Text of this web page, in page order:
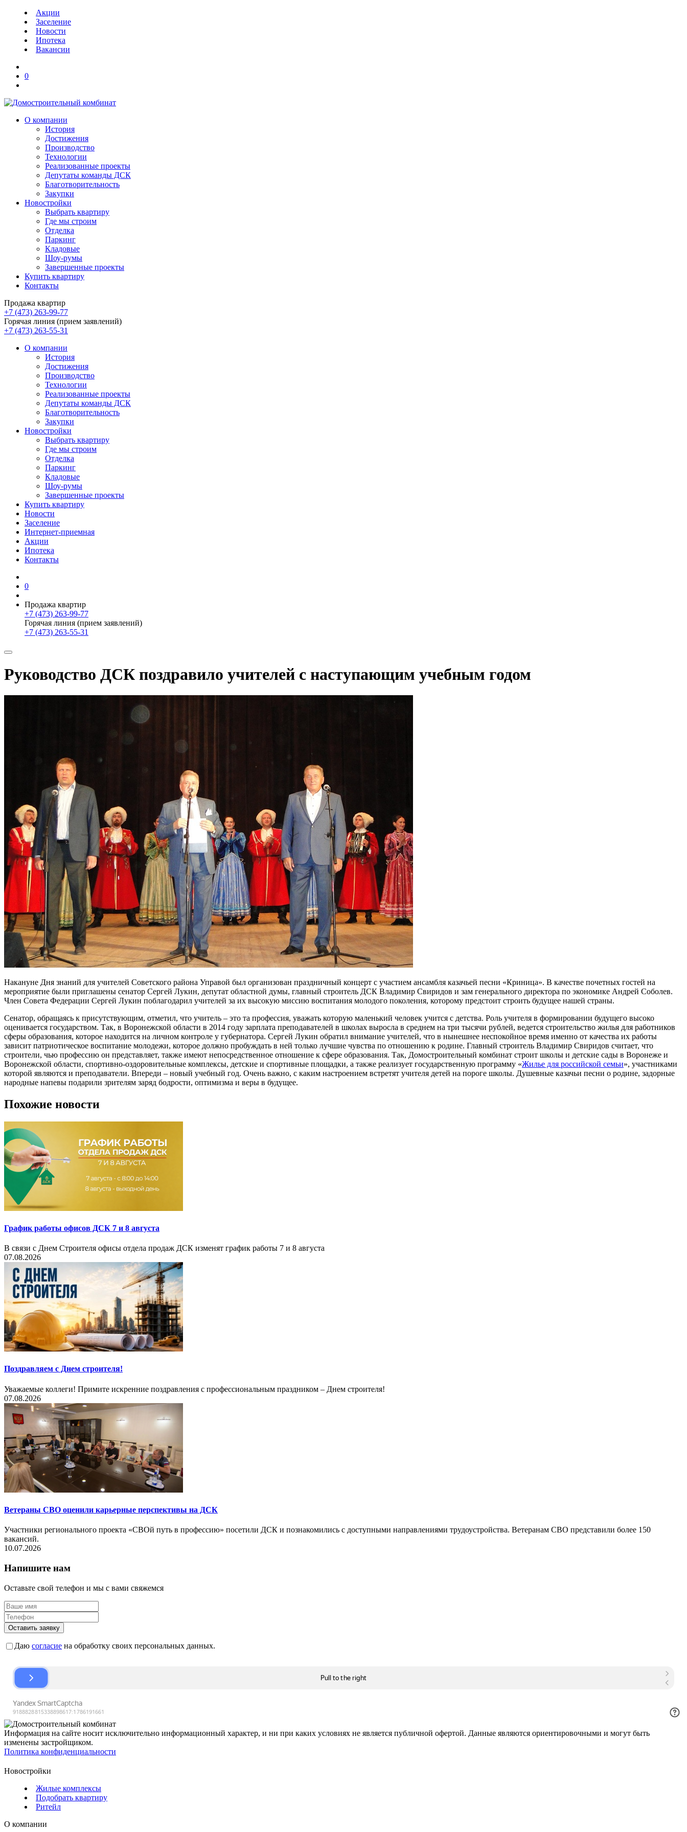
Акции
Заселение
Новости
Ипотека
Вакансии
0
О компании
История
Достижения
Производство
Технологии
Реализованные проекты
Депутаты команды ДСК
Благотворительность
Закупки
Новостройки
Выбрать квартиру
Где мы строим
Отделка
Паркинг
Кладовые
Шоу-румы
Завершенные проекты
Купить квартиру
Контакты
Продажа квартир
+7 (473) 263-99-77
Горячая линия (прием заявлений)
+7 (473) 263-55-31
О компании
История
Достижения
Производство
Технологии
Реализованные проекты
Депутаты команды ДСК
Благотворительность
Закупки
Новостройки
Выбрать квартиру
Где мы строим
Отделка
Паркинг
Кладовые
Шоу-румы
Завершенные проекты
Купить квартиру
Новости
Заселение
Интернет-приемная
Акции
Ипотека
Контакты
0
Продажа квартир
+7 (473) 263-99-77
Горячая линия (прием заявлений)
+7 (473) 263-55-31
Руководство ДСК поздравило учителей с наступающим учебным годом
Накануне Дня знаний для учителей Советского района Управой был организован праздничный концерт с участием ансамбля казачьей песни «Криница». В качестве почетных гостей на
мероприятие были приглашены сенатор Сергей Лукин, депутат областной думы, главный строитель ДСК Владимир Свиридов и зам генерального директора по экономике Андрей Соболев.
Член Совета Федерации Сергей Лукин поблагодарил учителей за их высокую миссию воспитания молодого поколения, которому предстоит строить будущее нашей страны.
Сенатор, обращаясь к присутствующим, отметил, что учитель – это та профессия, уважать которую маленький человек учится с детства. Роль учителя в формировании будущего высоко
оценивается государством. Так, в Воронежской области в 2014 году зарплата преподавателей в школах выросла в среднем на три тысячи рублей, ведется строительство жилья для работников
сферы образования, которое находится на личном контроле у губернатора. Сергей Лукин обратил внимание учителей, что в нынешнее неспокойное время именно от качества их работы
зависит патриотическое воспитание молодежи, которое должно пробуждать в ней только лучшие чувства по отношению к родине. Главный строитель Владимир Свиридов считает, что
строители, чью профессию он представляет, также имеют непосредственное отношение к сфере образования. Так, Домостроительный комбинат строит школы и детские сады в Воронеже и
Воронежской области, спортивно-оздоровительные комплексы, детские и спортивные площадки, а также реализует государственную программу «Жилье для российской семьи», участниками
которой являются и преподаватели. Впереди – новый учебный год. Очень важно, с каким настроением встретят учителя детей на пороге школы. Душевные казачьи песни о родине, задорные
народные напевы подарили зрителям заряд бодрости, оптимизма и веры в будущее.
Похожие новости
График работы офисов ДСК 7 и 8 августа
В связи с Днем Строителя офисы отдела продаж ДСК изменят график работы 7 и 8 августа
07.08.2026
Поздравляем с Днем строителя!
Уважаемые коллеги! Примите искренние поздравления с профессиональным праздником – Днем строителя!
07.08.2026
Ветераны СВО оценили карьерные перспективы на ДСК
Участники регионального проекта «СВОй путь в профессию» посетили ДСК и познакомились с доступными направлениями трудоустройства. Ветеранам СВО представили более 150
вакансий.
10.07.2026
Напишите нам
Оставьте свой телефон и мы с вами свяжемся
Оставить заявку
Даю согласие на обработку своих персональных данных.
Информация на сайте носит исключительно информационный характер, и ни при каких условиях не является публичной офертой. Данные являются ориентировочными и могут быть
изменены застройщиком.
Политика конфиденциальности
Новостройки
Жилые комплексы
Подобрать квартиру
Ритейл
О компании